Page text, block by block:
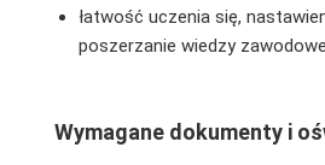
łatwość uczenia się,
poszerzanie wiedzy
Wymagane dokumenty i